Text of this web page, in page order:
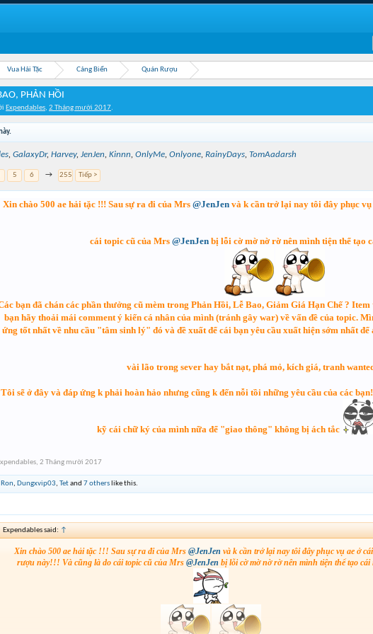
Vua Hải Tặc Cảng Biển Quán Rượu
PHẢN HỒI
Expendables, 2 Tháng mười 2017.
, GalaxyDr, Harvey, JenJen, Kinnn, OnlyMe, Onlyone, RainyDays, TomAadarsh
5 6 → 255 Tiếp >
Xin chào 500 ae hải tặc !!! Sau sự ra đi của Mrs @JenJenvà k cần trở lại nay tôi đây phục
cái topic cũ của Mrs @JenJen bị lỗi cờ mờ nờ rờ nên mình tiện thể tạo
bạn đã chán các phần thưởng cũ mèm trong Phản Hồi, Lễ Bao, Giảm Giá Hạn Chế ?
bạn hãy thoải mái comment ý kiến cá nhân của mình (tránh gây war) về vấn đề của topic.
ứng tốt nhất về nhu cầu "tâm sinh lý" đó và đề xuất để cái bạn yêu cầu xuất hiện sớm nhất để
vài lão trong sever hay bắt nạt, phá mỏ, kích giá, tranh
Tôi sẽ ở đây và đáp ứng k phải hoàn hảo nhưng cũng k đến nỗi tồi những yêu cầu của các
kỹ cái chữ ký của mình nữa để "giao thông" không bị ách tắc
, 2 Tháng mười 2017
Ron, Dungxvip03, Tetand 7 others like this.
Expendables said: ↑
Xin chào 500 ae hải tặc !!! Sau sự ra đi của Mrs @JenJen và k cần trở lại nay tôi đây phục vụ ae ở
rượu này!!! Và cũng là do cái topic cũ của Mrs @JenJen bị lỗi cờ mờ nờ rờ nên mình tiện thể tạo